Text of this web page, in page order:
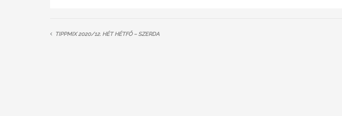
TIPPMIX 2020/12. HÉT HÉTFŐ – SZERDA